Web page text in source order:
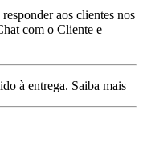
aos clientes nos
com o Cliente e
à entrega. Saiba mais